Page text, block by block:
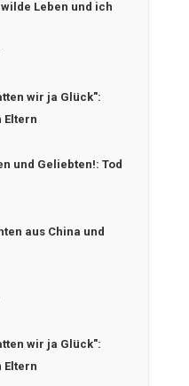
Leben und ich
wir ja Glück":
Eltern
und Geliebten!: Tod
aus China und
wir ja Glück":
Eltern